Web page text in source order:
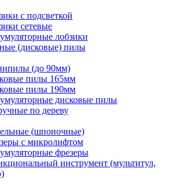
с подсветкой
сетевые
лобзики
(дисковые) пилы
(до 90мм)
пилы 165мм
пилы 190мм
дисковые пилы
по дереву
(шпоночные)
с микролифтом
фрезеры
инструмент (мультитул,